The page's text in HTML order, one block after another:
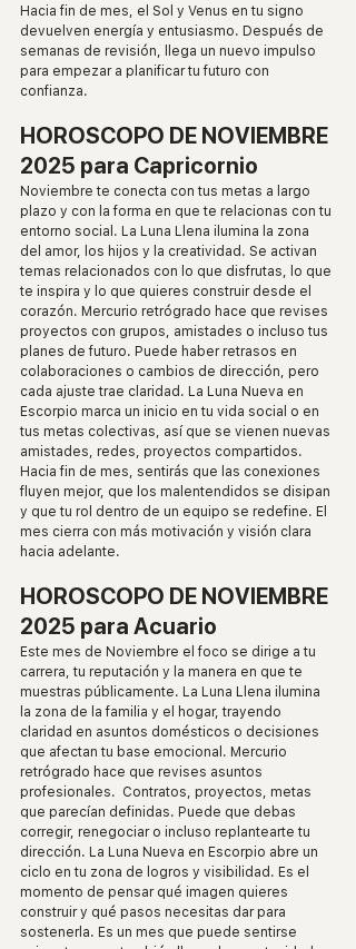
Hacia fin de mes, el Sol y Venus en tu signo
devuelven energía y entusiasmo. Después de
semanas de revisión, llega un nuevo impulso
para empezar a planificar tu futuro con
confianza.
HOROSCOPO DE NOVIEMBRE
2025 para Capricornio
Noviembre te conecta con tus metas a largo
plazo y con la forma en que te relacionas con tu
entorno social. La Luna Llena ilumina la zona
del amor, los hijos y la creatividad. Se activan
temas relacionados con lo que disfrutas, lo que
te inspira y lo que quieres construir desde el
corazón. Mercurio retrógrado hace que revises
proyectos con grupos, amistades o incluso tus
planes de futuro. Puede haber retrasos en
colaboraciones o cambios de dirección, pero
cada ajuste trae claridad. La Luna Nueva en
Escorpio marca un inicio en tu vida social o en
tus metas colectivas, así que se vienen nuevas
amistades, redes, proyectos compartidos.
Hacia fin de mes, sentirás que las conexiones
fluyen mejor, que los malentendidos se disipan
y que tu rol dentro de un equipo se redefine. El
mes cierra con más motivación y visión clara
hacia adelante.
HOROSCOPO DE NOVIEMBRE
2025 para Acuario
Este mes de Noviembre el foco se dirige a tu
carrera, tu reputación y la manera en que te
muestras públicamente. La Luna Llena ilumina
la zona de la familia y el hogar, trayendo
claridad en asuntos domésticos o decisiones
que afectan tu base emocional. Mercurio
retrógrado hace que revises asuntos
profesionales.  Contratos, proyectos, metas
que parecían definidas. Puede que debas
corregir, renegociar o incluso replantearte tu
dirección. La Luna Nueva en Escorpio abre un
ciclo en tu zona de logros y visibilidad. Es el
momento de pensar qué imagen quieres
construir y qué pasos necesitas dar para
sostenerla. Es un mes que puede sentirse